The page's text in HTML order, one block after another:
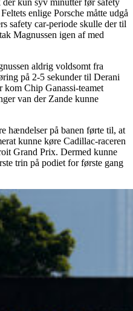
enlige Porsche måtte udgå
safety car-periode skulle der til
Magnussen igen af med
aldrig voldsomt fra
på 2-5 sekunder til Derani
kom Chip Ganassi-teamet
van der Zande kunne
hændelser på banen førte til, at
kunne køre Cadillac-raceren
Grand Prix. Dermed kunne
trin på podiet for første gang